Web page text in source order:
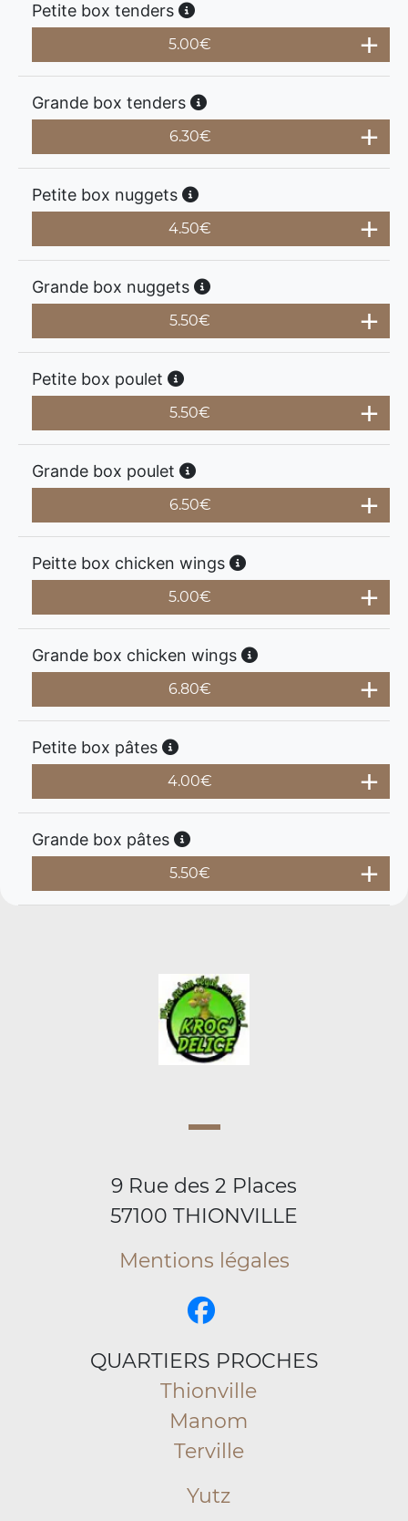
Petite box tenders
5.00€
Grande box tenders
6.30€
Petite box nuggets
4.50€
Grande box nuggets
5.50€
Petite box poulet
5.50€
Grande box poulet
6.50€
Peitte box chicken wings
5.00€
Grande box chicken wings
6.80€
Petite box pâtes
4.00€
Grande box pâtes
5.50€
9 Rue des 2 Places
57100 THIONVILLE
Mentions légales
QUARTIERS PROCHES
Thionville
Manom
Terville
Yutz